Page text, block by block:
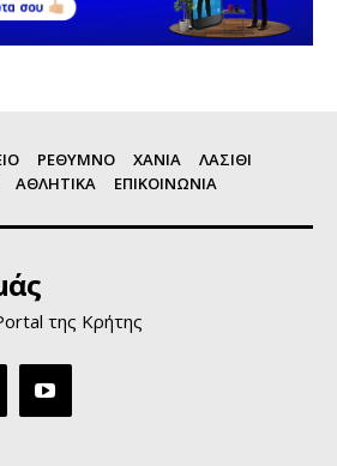
ΡΕΘΥΜΝΟ ΧΑΝΙΑ
ΛΑΣΙΘΙ
ΑΘΛΗΤΙΚΑ ΕΠΙΚΟΙΝΩΝΙΑ
της Κρήτης